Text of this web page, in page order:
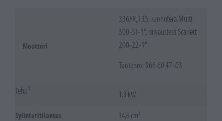
Moottori
336FR, T35, ruohoterä Multi
300-3T-1", raivausterä Scarlett
200-22-1"
Tuotenro: 966 60 47‑03
Teho 1
1,3 kW
Sylinteritilavuus 34,6 cm³